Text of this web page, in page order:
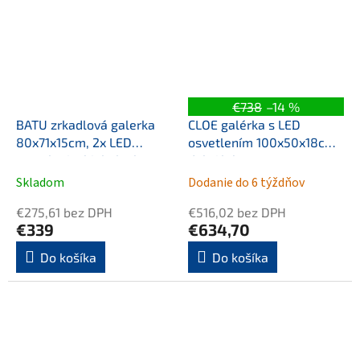
BATU zrkadlová galerka
80x71x15cm, 2x LED
osvetlenie, biela lesk
Skladom
€275,61 bez DPH
€339
Do košíka
€738 –14 %
CLOE galérka s LED
osvetlením 100x50x18cm,
dub Alabama
Dodanie do 6 týždňov
€516,02 bez DPH
€634,70
Do košíka